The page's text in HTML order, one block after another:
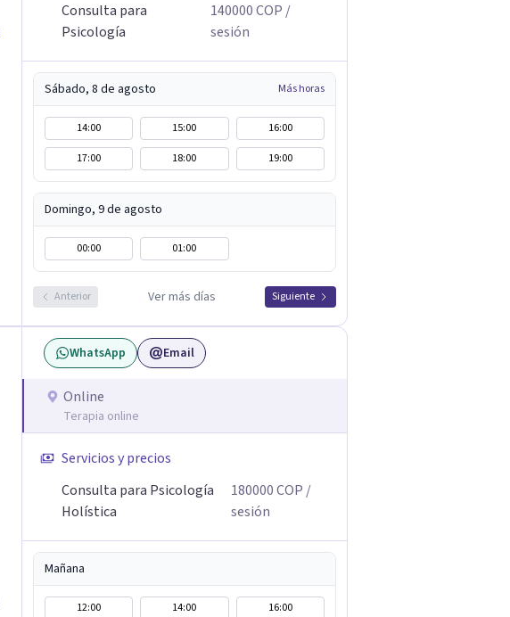
Consulta para
Psicología
140000COP /
sesión
Sábado, 8 de agosto Más horas
14:00 15:00
16:00
17:00
18:00 19:00
Domingo, 9 de agosto
00:00 01:00
Anterior Ver más días Siguiente
WhatsApp Email
Online
Terapia online
Servicios y precios
Consulta para Psicología
Holística
180000COP /
sesión
Mañana
12:00 14:00 16:00